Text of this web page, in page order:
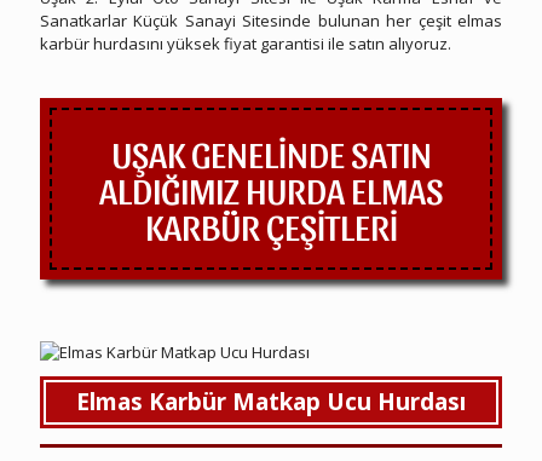
Sanatkarlar Küçük Sanayi Sitesinde bulunan her çeşit elmas
karbür hurdasını yüksek fiyat garantisi ile satın alıyoruz.
UŞAK GENELİNDE SATIN
ALDIĞIMIZ HURDA ELMAS
KARBÜR ÇEŞİTLERİ
Elmas Karbür Matkap Ucu Hurdası